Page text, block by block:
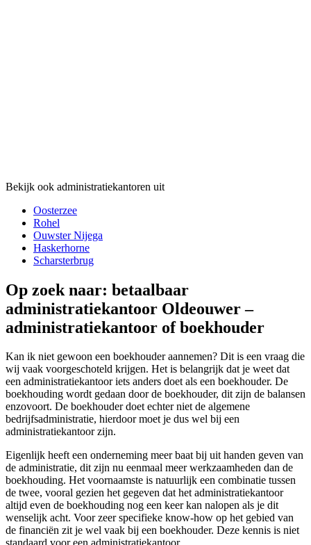
Bekijk ook administratiekantoren uit
Oosterzee
Rohel
Ouwster Nijega
Haskerhorne
Scharsterbrug
Op zoek naar: betaalbaar
administratiekantoor Oldeouwer –
administratiekantoor of boekhouder
Kan ik niet gewoon een boekhouder aannemen? Dit is een vraag die
wij vaak voorgeschoteld krijgen. Het is belangrijk dat je weet dat
een administratiekantoor iets anders doet als een boekhouder. De
boekhouding wordt gedaan door de boekhouder, dit zijn de balansen
enzovoort. De boekhouder doet echter niet de algemene
bedrijfsadministratie, hierdoor moet je dus wel bij een
administratiekantoor zijn.
Eigenlijk heeft een onderneming meer baat bij uit handen geven van
de administratie, dit zijn nu eenmaal meer werkzaamheden dan de
boekhouding. Het voornaamste is natuurlijk een combinatie tussen
de twee, vooral gezien het gegeven dat het administratiekantoor
altijd even de boekhouding nog een keer kan nalopen als je dit
wenselijk acht. Voor zeer specifieke know-how op het gebied van
de financiën zit je wel vaak bij een boekhouder. Deze kennis is niet